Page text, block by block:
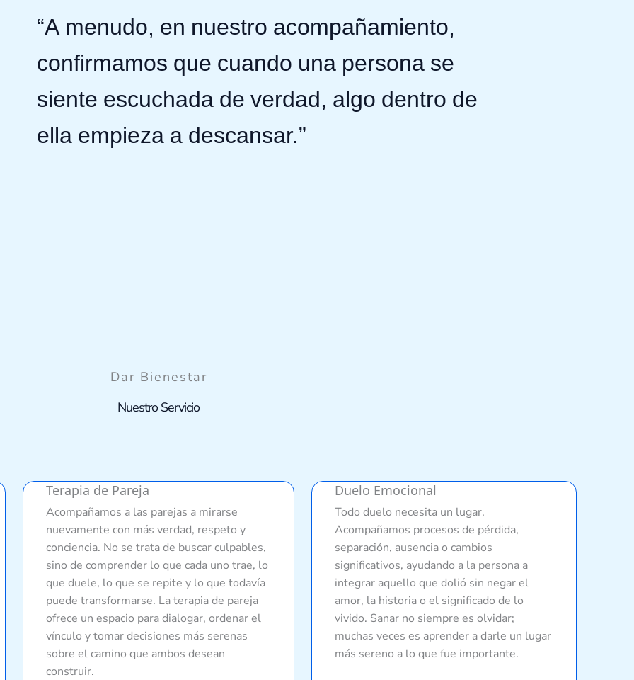
“A menudo, en nuestro acompañamiento,
confirmamos que cuando una persona se
siente escuchada de verdad, algo dentro de
ella empieza a descansar.”
Dar Bienestar
Nuestro Servicio
Terapia de Pareja
Acompañamos a las parejas a mirarse
nuevamente con más verdad, respeto y
conciencia. No se trata de buscar culpables,
sino de comprender lo que cada uno trae, lo
que duele, lo que se repite y lo que todavía
puede transformarse. La terapia de pareja
ofrece un espacio para dialogar, ordenar el
vínculo y tomar decisiones más serenas
sobre el camino que ambos desean
construir.
Duelo Emocional
Todo duelo necesita un lugar.
Acompañamos procesos de pérdida,
separación, ausencia o cambios
significativos, ayudando a la persona a
integrar aquello que dolió sin negar el
amor, la historia o el significado de lo
vivido. Sanar no siempre es olvidar;
muchas veces es aprender a darle un lugar
más sereno a lo que fue importante.